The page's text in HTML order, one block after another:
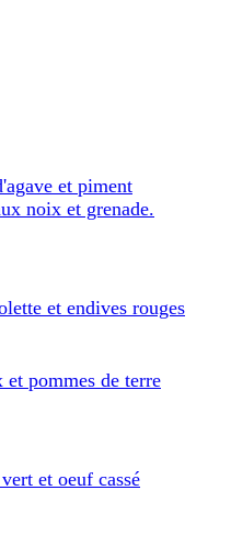
et piment
noix et grenade.
et endives rouges
pommes de terre
et oeuf cassé